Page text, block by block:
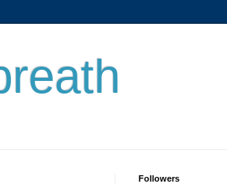
Followers